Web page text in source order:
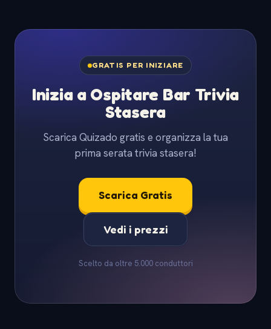
GRATIS PER INIZIARE
Inizia a Ospitare Bar Trivia
Stasera
Scarica Quizado gratis e organizza la tua
prima serata trivia stasera!
Scarica Gratis
Vedi i prezzi
Scelto da oltre 5.000 conduttori